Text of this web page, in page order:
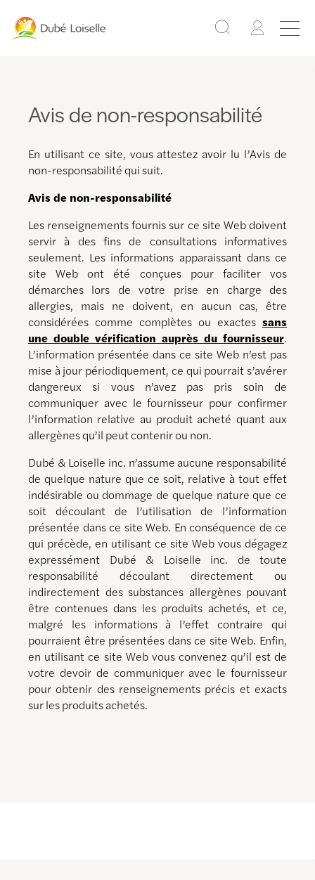
Avis de non-responsabilité
En utilisant ce site, vous attestez avoir lu l’Avis de
non-responsabilité qui suit.
Avis de non-responsabilité
Les renseignements fournis sur ce site Web doivent
servir à des fins de consultations informatives
seulement. Les informations apparaissant dans ce
site Web ont été conçues pour faciliter vos
démarches lors de votre prise en charge des
allergies, mais ne doivent, en aucun cas, être
considérées comme complètes ou exactes sans
une double vérification auprès du fournisseur.
L’information présentée dans ce site Web n’est pas
mise à jour périodiquement, ce qui pourrait s’avérer
dangereux si vous n’avez pas pris soin de
communiquer avec le fournisseur pour confirmer
l’information relative au produit acheté quant aux
allergènes qu’il peut contenir ou non.
Dubé & Loiselle inc. n’assume aucune responsabilité
de quelque nature que ce soit, relative à tout effet
indésirable ou dommage de quelque nature que ce
soit découlant de l’utilisation de l’information
présentée dans ce site Web. En conséquence de ce
qui précède, en utilisant ce site Web vous dégagez
expressément Dubé & Loiselle inc. de toute
responsabilité découlant directement ou
indirectement des substances allergènes pouvant
être contenues dans les produits achetés, et ce,
malgré les informations à l’effet contraire qui
pourraient être présentées dans ce site Web. Enfin,
en utilisant ce site Web vous convenez qu’il est de
votre devoir de communiquer avec le fournisseur
pour obtenir des renseignements précis et exacts
sur les produits achetés.